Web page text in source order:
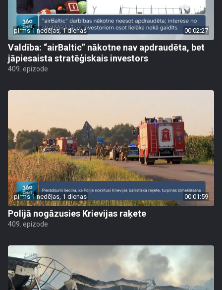
pirms 1 nedēļas, 1 dienas 00:02:27
Valdība: “airBaltic” nākotne nav apdraudēta, bet
jāpiesaista stratēģiskais investors
409. epizode
pirms 1 nedēļas, 1 dienas 00:01:59
Polijā nogāzusies Krievijas raķete
409. epizode